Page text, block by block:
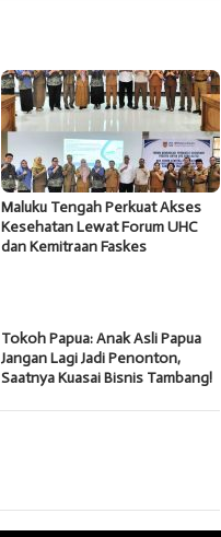
Maluku Tengah Perkuat Akses
Kesehatan Lewat Forum UHC
dan Kemitraan Faskes
Tokoh Papua: Anak Asli Papua
Jangan Lagi Jadi Penonton,
Saatnya Kuasai Bisnis Tambang!